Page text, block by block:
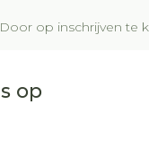
Door op inschrijven te
op